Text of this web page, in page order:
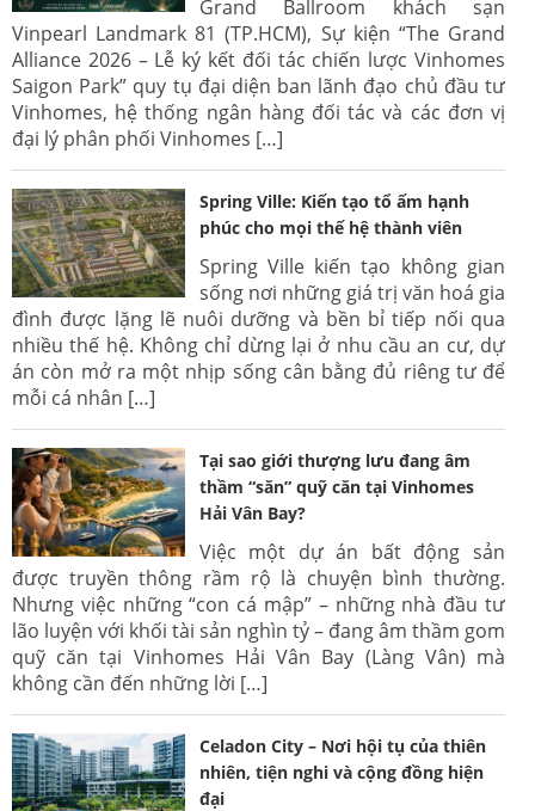
Grand Ballroom khách sạn
Vinpearl Landmark 81 (TP.HCM), Sự kiện “The Grand
Alliance 2026 – Lễ ký kết đối tác chiến lược Vinhomes
Saigon Park” quy tụ đại diện ban lãnh đạo chủ đầu tư
Vinhomes, hệ thống ngân hàng đối tác và các đơn vị
đại lý phân phối Vinhomes […]
Spring Ville: Kiến tạo tổ ấm hạnh
phúc cho mọi thế hệ thành viên
Spring Ville kiến tạo không gian
sống nơi những giá trị văn hoá gia
đình được lặng lẽ nuôi dưỡng và bền bỉ tiếp nối qua
nhiều thế hệ. Không chỉ dừng lại ở nhu cầu an cư, dự
án còn mở ra một nhịp sống cân bằng đủ riêng tư để
mỗi cá nhân […]
Tại sao giới thượng lưu đang âm
thầm “săn” quỹ căn tại Vinhomes
Hải Vân Bay?
Việc một dự án bất động sản
được truyền thông rầm rộ là chuyện bình thường.
Nhưng việc những “con cá mập” – những nhà đầu tư
lão luyện với khối tài sản nghìn tỷ – đang âm thầm gom
quỹ căn tại Vinhomes Hải Vân Bay (Làng Vân) mà
không cần đến những lời […]
Celadon City – Nơi hội tụ của thiên
nhiên, tiện nghi và cộng đồng hiện
đại